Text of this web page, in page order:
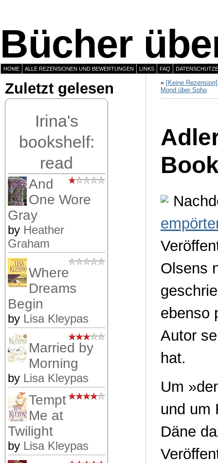
Bücher
HOME ALLE REZENSIONEN UND BEWERTUNGEN LINKS FAQ
Zuletzt gelesen
Irina's
bookshelf:
read
And
One Wore
Gray
by Heather
Graham
Where
Dreams
Begin
by Lisa Kleypas
Married by
Morning
by Lisa Kleypas
Tempt
Me at
Twilight
by Lisa Kleypas
« [Keine
Mond über Soho
Olsens
ebenso
Autor
hat.
Um
und um
Däne